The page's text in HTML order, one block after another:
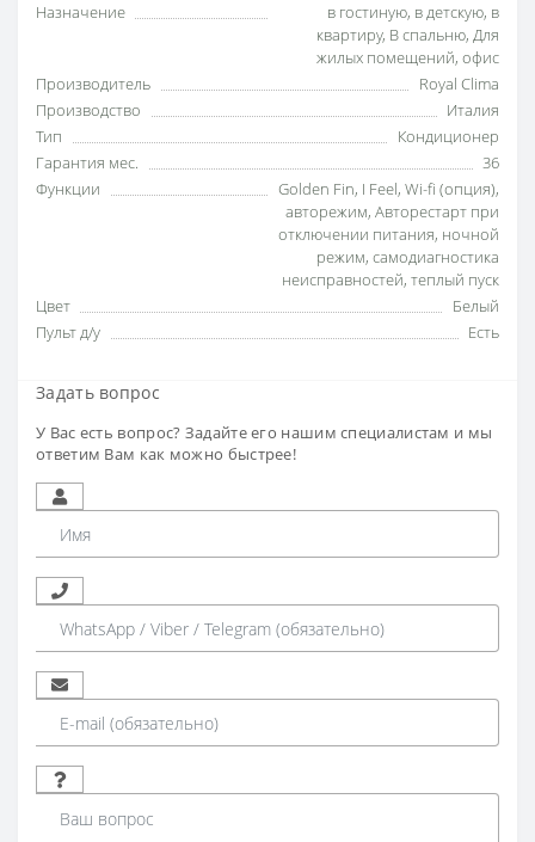
Назначение
в гостиную, в детскую, в
квартиру, В спальню, Для
жилых помещений, офис
Производитель
Royal Clima
Производство
Италия
Тип
Кондиционер
Гарантия мес.
36
Функции
Golden Fin, I Feel, Wi-fi (опция),
авторежим, Авторестарт при
отключении питания, ночной
режим, самодиагностика
неисправностей, теплый пуск
Цвет
Белый
Пульт д/у
Есть
Задать вопрос
У Вас есть вопрос? Задайте его нашим специалистам и мы
ответим Вам как можно быстрее!